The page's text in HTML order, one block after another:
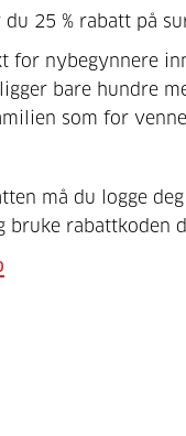
25 % rabatt på
for nybegynnere
bare hundre
som for
må du logge
bruke rabattkoden